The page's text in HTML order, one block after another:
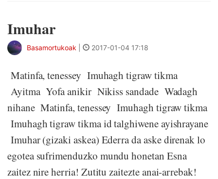
Imuhar
Basamortukoak 2017-01-04 17:18
Matinfa, tenessey Imuhagh tigraw tikma
Ayitma Yofa anikir Nikiss sandade Wadagh
nihane Matinfa, tenessey Imuhagh tigraw tikma
Imuhagh tigraw tikma id talghiwene ayishrayane
Imuhar (gizaki askea) Ederra da aske direnak lo
egotea sufrimenduzko mundu honetan Esna
zaitez nire herria! Zutitu zaitezte anai-arrebak!